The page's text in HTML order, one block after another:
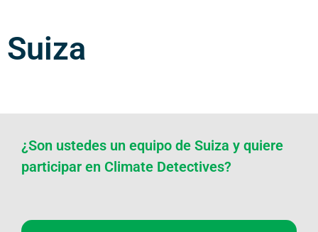
Suiza
¿Son ustedes un equipo de Suiza y quiere
participar en Climate Detectives?